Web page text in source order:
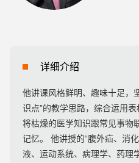
详细介绍
他讲课风格鲜明、趣味十足，
识点”的教学思路，综合运用表
将枯燥的医学知识跟常见事物
记忆。 他讲授的“腹外疝、消
液、运动系统、病理学、药理